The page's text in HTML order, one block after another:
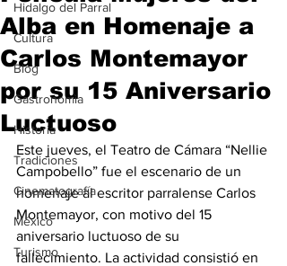
Hidalgo del Parral
Cultura
Blog
Gastronomìa
Historia
Tradiciones
Cinematografía
México
Turismo
Alba en Homenaje a
Carlos Montemayor
por su 15 Aniversario
Luctuoso
Este jueves, el Teatro de Cámara “Nellie
Campobello” fue el escenario de un
homenaje al escritor parralense Carlos
Montemayor, con motivo del 15
aniversario luctuoso de su
fallecimiento. La actividad consistió en